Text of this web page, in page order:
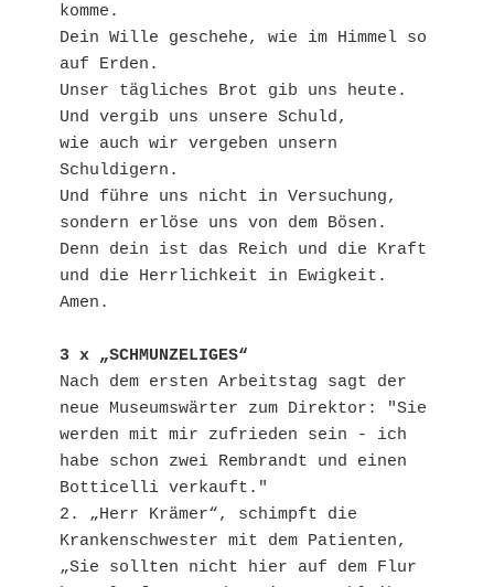
komme.
Dein Wille geschehe, wie im Himmel so
auf Erden.
Unser tägliches Brot gib uns heute.
Und vergib uns unsere Schuld,
wie auch wir vergeben unsern
Schuldigern.
Und führe uns nicht in Versuchung,
sondern erlöse uns von dem Bösen.
Denn dein ist das Reich und die Kraft
und die Herrlichkeit in Ewigkeit.
Amen.
3 x „SCHMUNZELIGES“
Nach dem ersten Arbeitstag sagt der
neue Museumswärter zum Direktor: "Sie
werden mit mir zufrieden sein - ich
habe schon zwei Rembrandt und einen
Botticelli verkauft."
2. „Herr Krämer“, schimpft die
Krankenschwester mit dem Patienten,
„Sie sollten nicht hier auf dem Flur